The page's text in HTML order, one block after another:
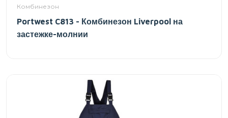
Комбинезон
Portwest C813 - Комбинезон Liverpool на
застежке-молнии